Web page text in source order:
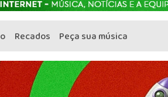
Recados Peça sua música